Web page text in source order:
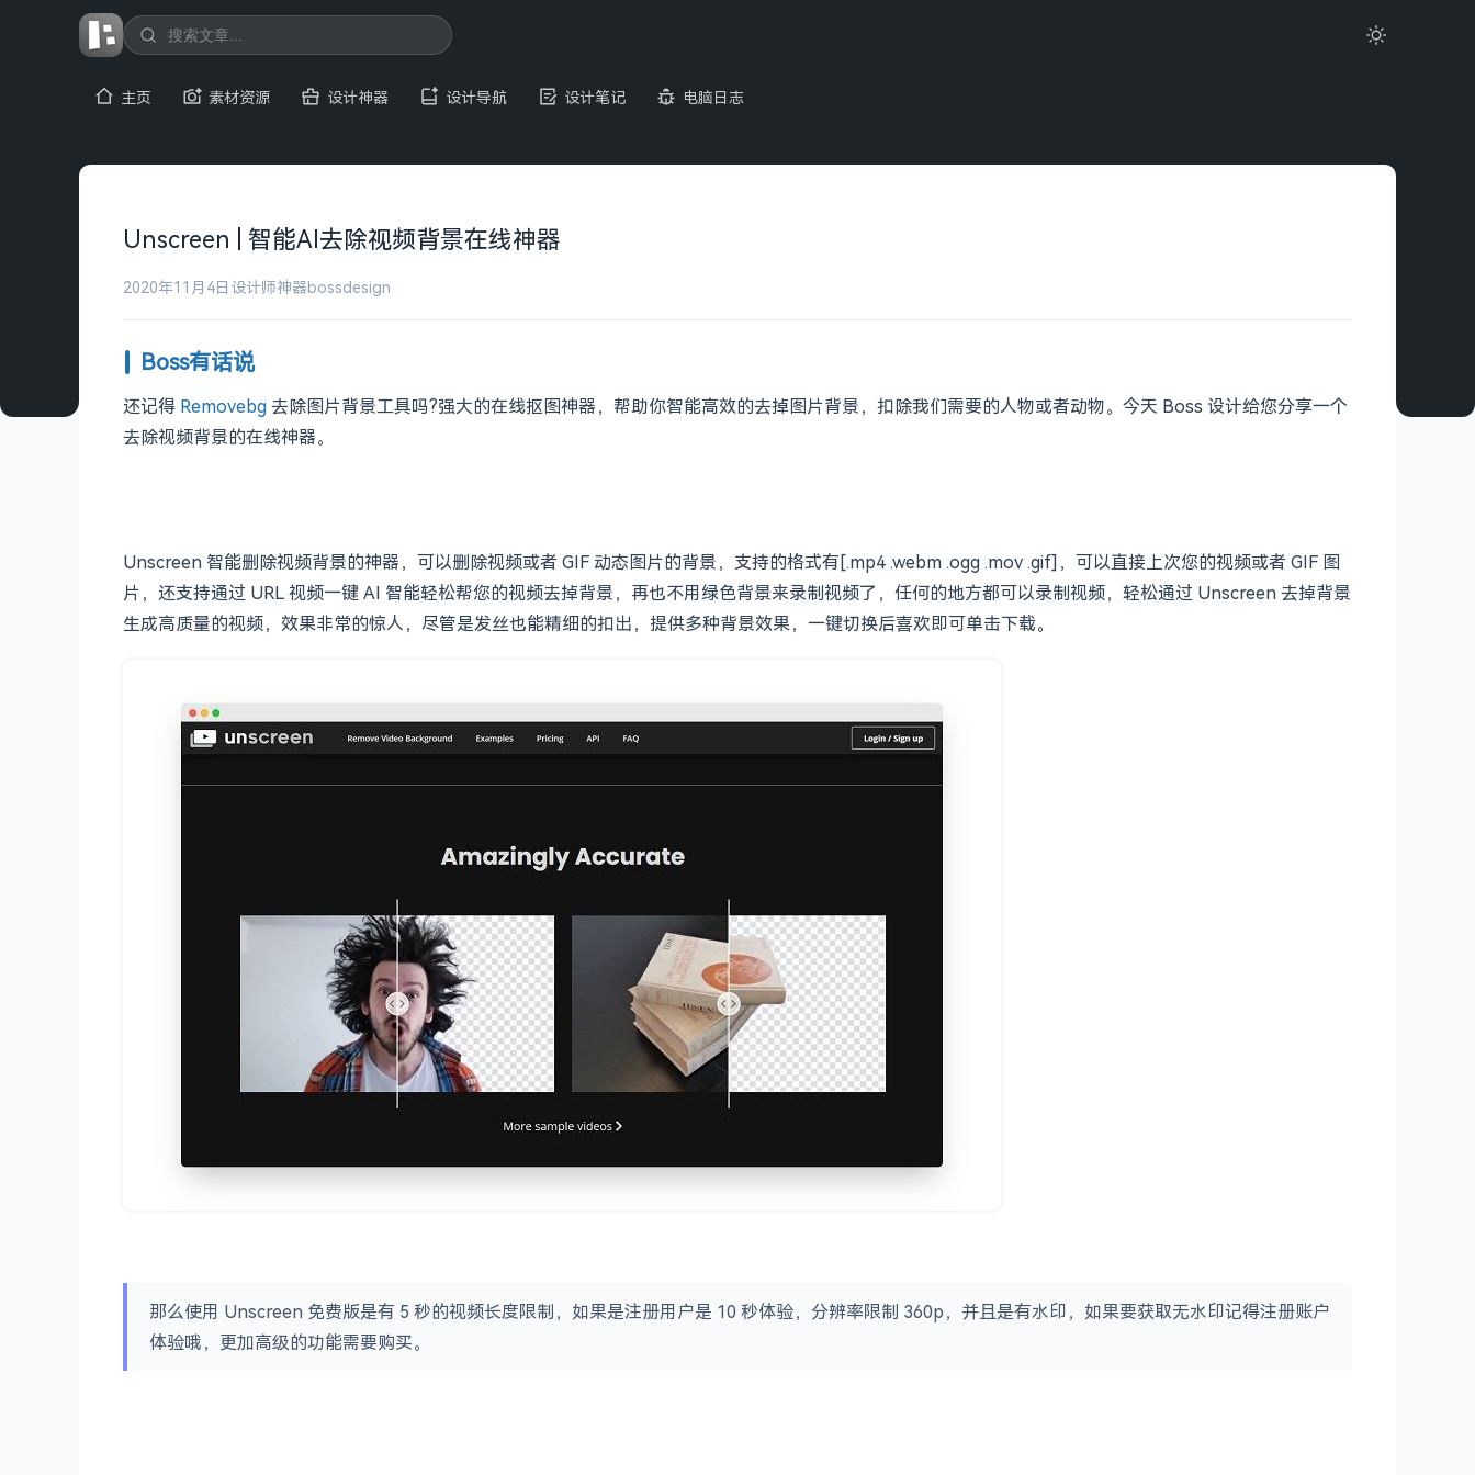
主页 素材资源 设计神器 设计导航 设计笔记 电脑日志
Unscreen | 智能AI去除视频背景在线神器
2020年11月4日 设计师神器bossdesign
Boss有话说
还记得 Removebg去除图片背景工具吗?强大的在线抠图神器，帮助你智能高效的去掉图片背景，扣除我们需要的人物或者动物。今天 Boss 设计给您分享一个
去除视频背景的在线神器。
Unscreen 智能删除视频背景的神器，可以删除视频或者 GIF 动态图片的背景，支持的格式有[.mp4 .webm .ogg .mov .gif]，可以直接上次您的视频或者 GIF 图
片，还支持通过 URL 视频一键 AI 智能轻松帮您的视频去掉背景，再也不用绿色背景来录制视频了，任何的地方都可以录制视频，轻松通过 Unscreen 去掉背景
生成高质量的视频，效果非常的惊人，尽管是发丝也能精细的扣出，提供多种背景效果，一键切换后喜欢即可单击下载。
那么使用 Unscreen 免费版是有 5 秒的视频长度限制，如果是注册用户是 10 秒体验，分辨率限制 360p，并且是有水印，如果要获取无水印记得注册账户
体验哦，更加高级的功能需要购买。